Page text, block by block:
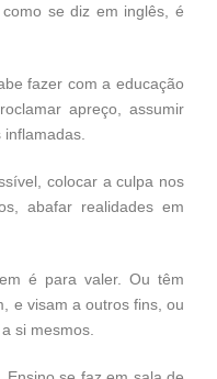
se diz em inglês, é
fazer com a educação
apreço, assumir
colocar a culpa nos
abafar realidades em
é para valer. Ou têm
e visam a outros fins, ou
si mesmos.